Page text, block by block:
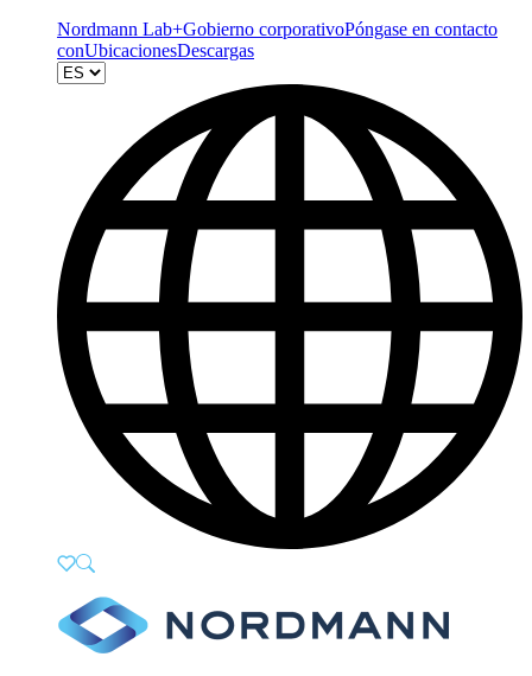
Nordmann Lab+Gobierno corporativoPóngase en contacto
conUbicacionesDescargas